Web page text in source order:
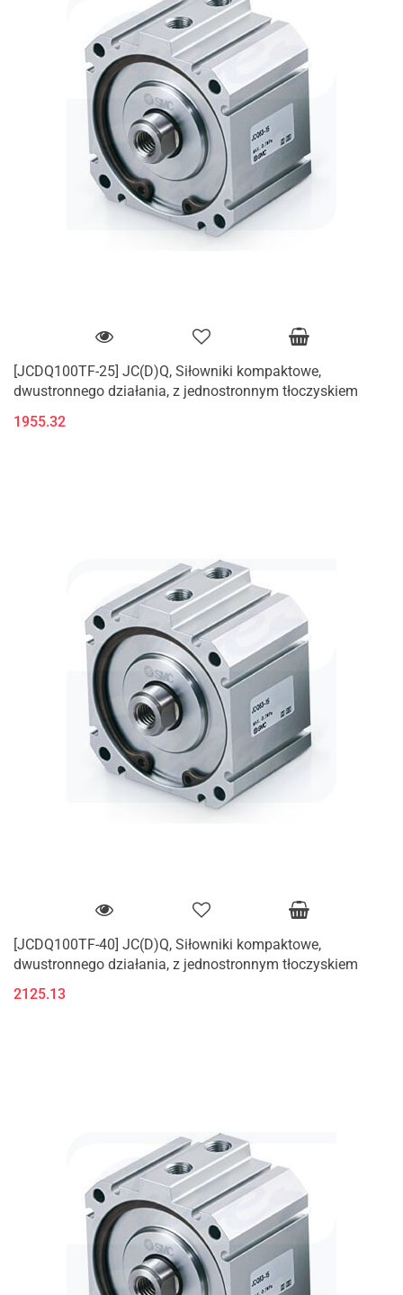
[JCDQ100TF-25] JC(D)Q, Siłowniki kompaktowe,
dwustronnego działania, z jednostronnym tłoczyskiem
1955.32
[JCDQ100TF-40] JC(D)Q, Siłowniki kompaktowe,
dwustronnego działania, z jednostronnym tłoczyskiem
2125.13